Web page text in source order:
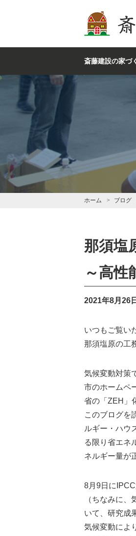
斎藤建設の家づ
ホーム ブログ
那須塩
～高性
2021年8月26日
いつもご覧い
那須塩原の工
気候変動対策
市のホームペ
省の「ZEH」
このブログを
ルギー・ハウ
る限り省エネ
ネルギー量が
8月9日に
（ちなみに
いて、研究成
気候変動によ